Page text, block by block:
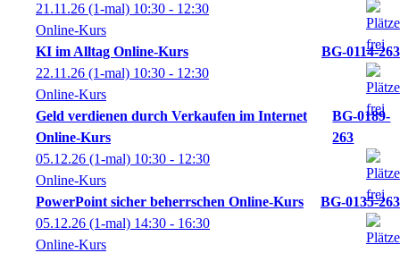
21.11.26 (1-mal) 10:30 - 12:30
Online-Kurs
KI im Alltag Online-Kurs
BG-0114-263
22.11.26 (1-mal) 10:30 - 12:30
Online-Kurs
Geld verdienen durch Verkaufen im Internet
Online-Kurs
BG-0189-
263
05.12.26 (1-mal) 10:30 - 12:30
Online-Kurs
PowerPoint sicher beherrschen Online-Kurs
BG-0135-263
05.12.26 (1-mal) 14:30 - 16:30
Online-Kurs